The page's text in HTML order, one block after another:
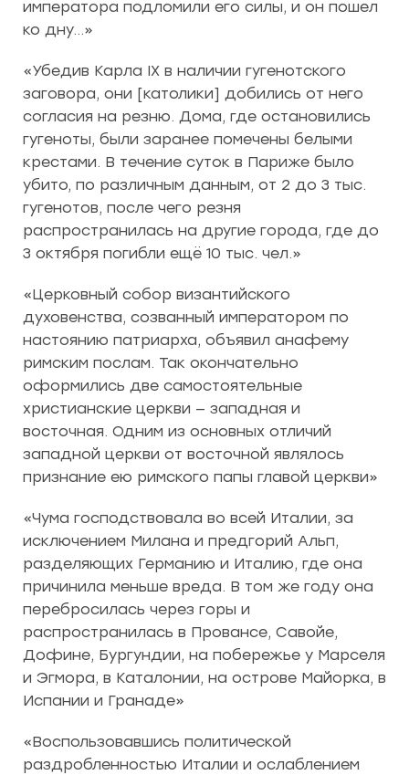
императора подломили его силы, и он пошел
ко дну…»
«Убедив Карла IX в наличии гугенотского
заговора, они [католики] добились от него
согласия на резню. Дома, где остановились
гугеноты, были заранее помечены белыми
крестами. В течение суток в Париже было
убито, по различным данным, от 2 до 3 тыс.
гугенотов, после чего резня
распространилась на другие города, где до
3 октября погибли ещё 10 тыс. чел.»
«Церковный собор византийского
духовенства, созванный императором по
настоянию патриарха, объявил анафему
римским послам. Так окончательно
оформились две самостоятельные
христианские церкви — западная и
восточная. Одним из основных отличий
западной церкви от восточной являлось
признание ею римского папы главой церкви»
«Чума господствовала во всей Италии, за
исключением Милана и предгорий Альп,
разделяющих Германию и Италию, где она
причинила меньше вреда. В том же году она
перебросилась через горы и
распространилась в Провансе, Савойе,
Дофине, Бургундии, на побережье у Марселя
и Эгмора, в Каталонии, на острове Майорка, в
Испании и Гранаде»
«Воспользовавшись политической
раздробленностью Италии и ослаблением